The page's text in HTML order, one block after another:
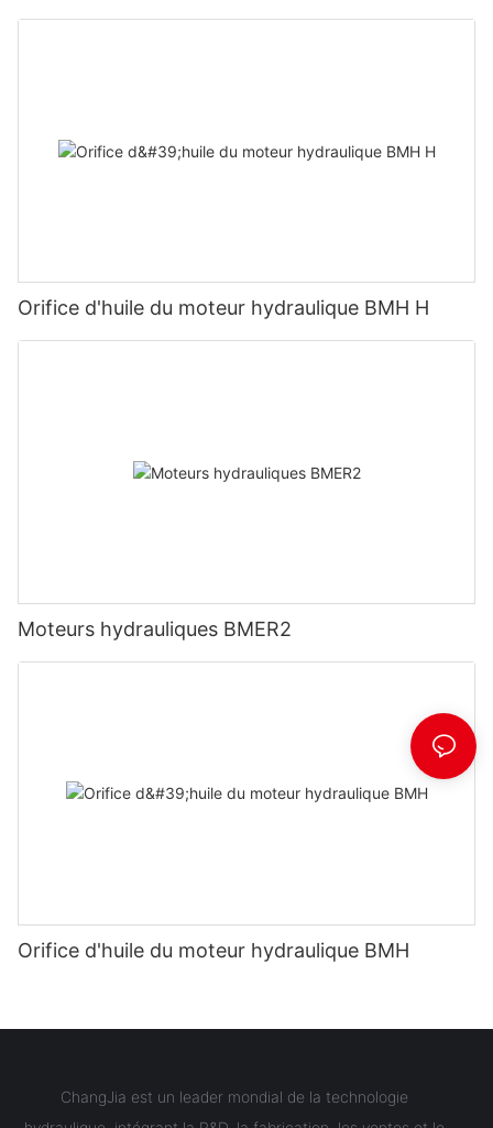
Orifice d'huile du moteur hydraulique BMH H
Moteurs hydrauliques BMER2
Orifice d'huile du moteur hydraulique BMH
ChangJia est un leader mondial de la technologie